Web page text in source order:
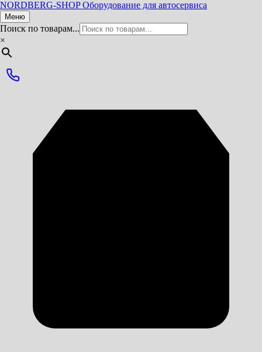
NORDBERG-SHOP Оборудование для автосервиса
Меню
Поиск по товарам...
×